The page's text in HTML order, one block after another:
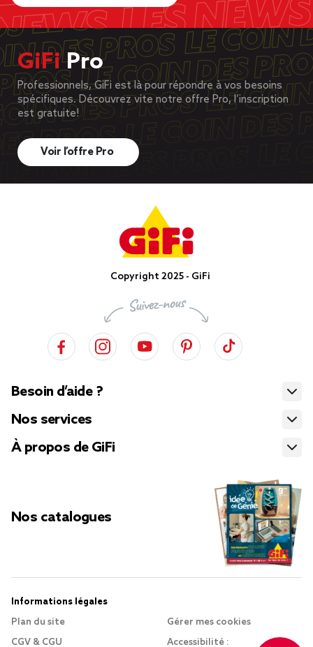
GiFiPro
Professionnels, GiFi est là pour répondre à vos besoins
spécifiques. Découvrez vite notre offre Pro, l’inscription
est gratuite!
Voir l’offre Pro
Copyright 2025 - GiFi
Besoin d’aide ?
Nos services
À propos de GiFi
Nos catalogues
Informations légales
Plan du site
CGV & CGU
Gérer mes cookies
Accessibilité :